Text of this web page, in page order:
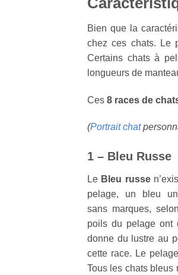
Bien que la
chez ces chats. Le
Certains chats à
longueurs de
Ces 8 races de
(Portrait chat
1 – Bleu Russe
Le Bleu russe
pelage, un bleu
sans marques,
poils du pelage ont
donne du lustre au
cette race. Le
Tous les chats bleus